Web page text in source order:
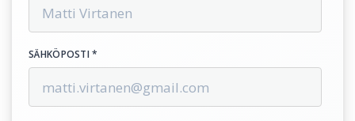
SÄHKÖPOSTI *